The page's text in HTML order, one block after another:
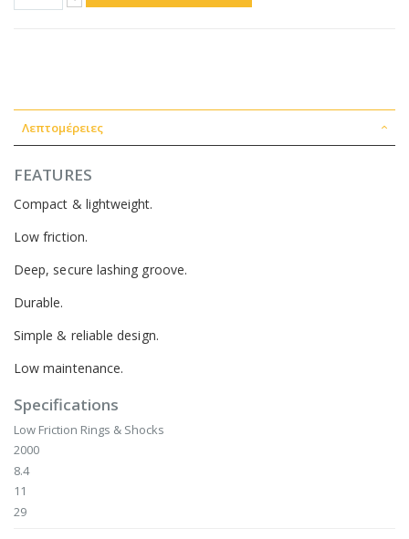
Λεπτομέρειες
FEATURES
Compact & lightweight.
Low friction.
Deep, secure lashing groove.
Durable.
Simple & reliable design.
Low maintenance.
Specifications
Product
Specifications
Low Friction Rings & Shocks
2000
8.4
11
29